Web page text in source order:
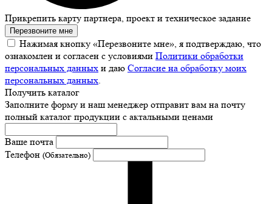
Прикрепить карту партнера, проект и техническое задание
Перезвоните мне
Нажимая кнопку «Перезвоните мне», я подтверждаю, что
ознакомлен и согласен с условиями Политики обработки
персональных данных и даю Согласие на обработку моих
персональных данных.
Получить каталог
Заполните форму и наш менеджер отправит вам на почту
полный каталог продукции с актальными ценами
Ваше почта
Телефон (Обязательно)